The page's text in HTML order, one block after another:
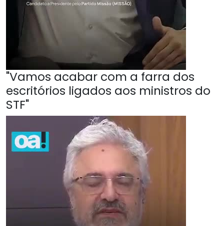
"Vamos acabar com a farra dos
escritórios ligados aos ministros do
STF"